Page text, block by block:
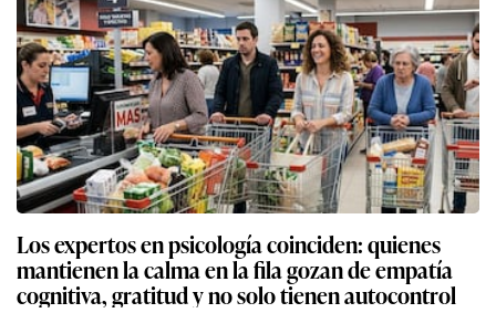
Los expertos en psicología coinciden: quienes
mantienen la calma en la fila gozan de empatía
cognitiva, gratitud y no solo tienen autocontrol